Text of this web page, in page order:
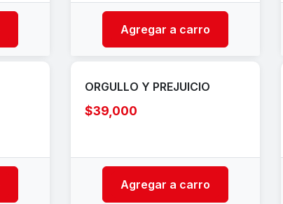
Agregar a carro
ORGULLO Y PREJUICIO
$39,000
Agregar a carro